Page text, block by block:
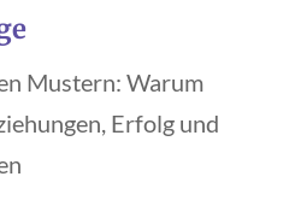
Mustern: Warum
Erfolg und